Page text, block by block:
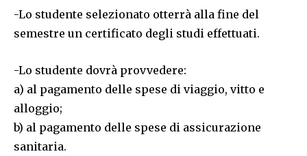
-Lo studente selezionato otterrà alla fine del
semestre un certificato degli studi effettuati.
-Lo studente dovrà provvedere:
a) al pagamento delle spese di viaggio, vitto e
alloggio;
b) al pagamento delle spese di assicurazione
sanitaria.